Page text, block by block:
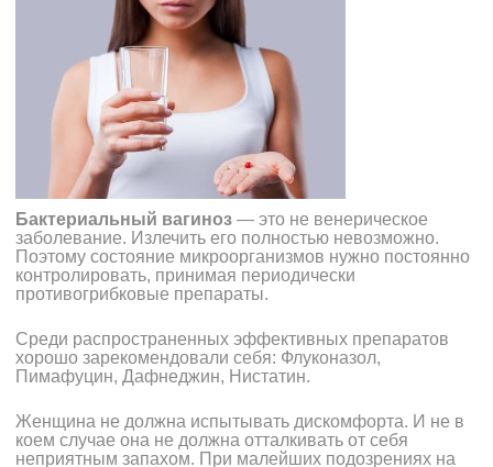
Бактериальный вагиноз — это не венерическое
заболевание. Излечить его полностью невозможно.
Поэтому состояние микроорганизмов нужно постоянно
контролировать, принимая периодически
противогрибковые препараты.
Среди распространенных эффективных препаратов
хорошо зарекомендовали себя: Флуконазол,
Пимафуцин, Дафнеджин, Нистатин.
Женщина не должна испытывать дискомфорта. И не в
коем случае она не должна отталкивать от себя
неприятным запахом. При малейших подозрениях на